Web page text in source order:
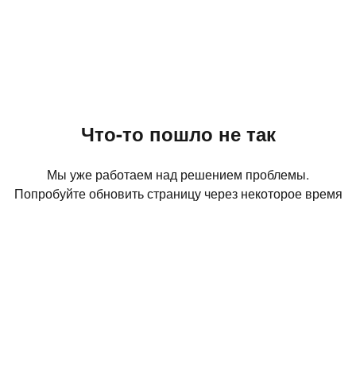
Что-то пошло не так
Мы уже работаем над решением проблемы.
Попробуйте обновить страницу через некоторое время